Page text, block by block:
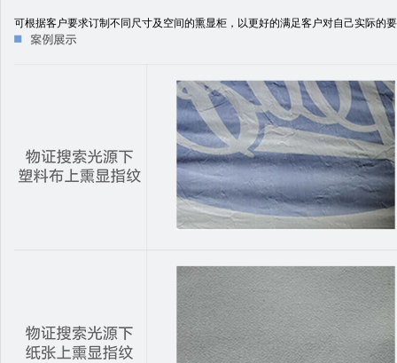
可根据客户要求订制不同尺寸及空间的熏显柜，以更好的满足客户对自己实际的